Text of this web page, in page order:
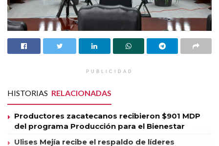
PUBLICIDAD
HISTORIAS RELACIONADAS
Productores zacatecanos recibieron $901 MDP
del programa Producción para el Bienestar
Ulises Mejía recibe el respaldo de líderes